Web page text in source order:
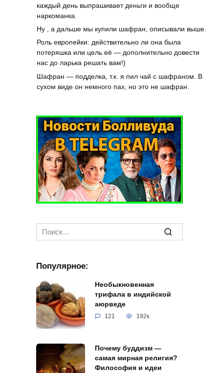
каждый день выпрашивает деньги и вообще
наркоманка.
Ну , а дальше мы купили шафран, описывали выше.
Роль европейки: действительно ли она была
потеряшка или цель её — дополнительно довести
нас до ларька решать вам!)
Шафран — подделка, т.к. я пил чай с шафраном. В
сухом виде он немного пах, но это не шафран.
Search
for:
Популярное:
Необыкновенная
трифала в индийской
аюрведе
121 192к.
Почему буддизм —
самая мирная религия?
Философия и идеи